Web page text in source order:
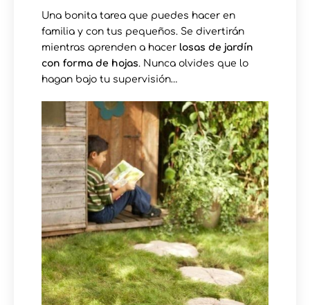
Una bonita tarea que puedes hacer en
familia y con tus pequeños. Se divertirán
mientras aprenden a hacer losas de jardín
con forma de hojas. Nunca olvides que lo
hagan bajo tu supervisión…